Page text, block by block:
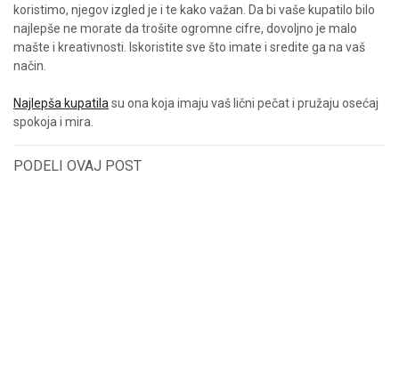
koristimo, njegov izgled je i te kako važan. Da bi vaše kupatilo bilo
najlepše ne morate da trošite ogromne cifre, dovoljno je malo
mašte i kreativnosti. Iskoristite sve što imate i sredite ga na vaš
način.
Najlepša kupatilasu ona koja imaju vaš lični pečat i pružaju osećaj
spokoja i mira.
PODELI OVAJ POST